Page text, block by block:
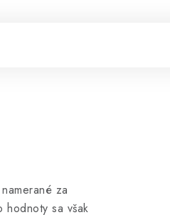
za
sa však